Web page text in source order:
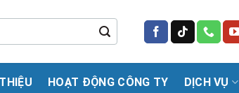
HOẠT ĐỘNG CÔNG TY DỊCH VỤ